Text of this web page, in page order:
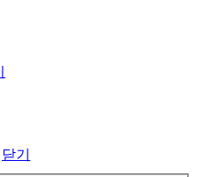
닫기